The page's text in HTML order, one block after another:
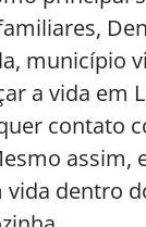
município
a vida em
contato
assim,
vida dentro